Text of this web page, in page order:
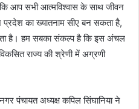
आप सभी आत्मविश्वास के साथ जीवन
का ख्यातनाम सीए बन सकता है,
है। हम सबका संकल्प है कि इस अंचल
राज्य की श्रेणी में अग्रणी
पंचायत अध्यक्ष कपिल सिंघानिया ने